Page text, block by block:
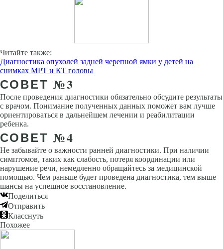
Читайте также:
Диагностика опухолей задней черепной ямки у детей на
снимках МРТ и КТ головы
СОВЕТ №3
После проведения диагностики обязательно обсудите результаты
с врачом. Понимание полученных данных поможет вам лучше
ориентироваться в дальнейшем лечении и реабилитации
ребенка.
СОВЕТ №4
Не забывайте о важности ранней диагностики. При наличии
симптомов, таких как слабость, потеря координации или
нарушение речи, немедленно обращайтесь за медицинской
помощью. Чем раньше будет проведена диагностика, тем выше
шансы на успешное восстановление.
Поделиться
Отправить
Класснуть
Похожее